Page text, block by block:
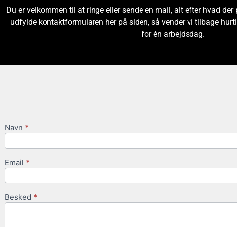
Du er velkommen til at ringe eller sende en mail, alt efter hvad
udfylde kontaktformularen her på siden, så vender vi tilbage
for én arbejdsdag.
Contact
Navn *
Email *
Besked *